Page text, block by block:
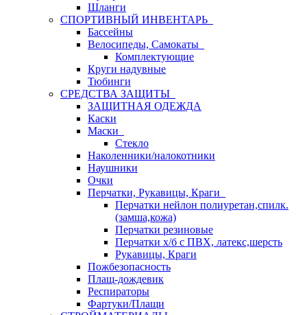
Шланги
СПОРТИВНЫЙ ИНВЕНТАРЬ
Бассейны
Велосипеды, Самокаты
Комплектующие
Круги надувные
Тюбинги
СРЕДСТВА ЗАЩИТЫ
ЗАЩИТНАЯ ОДЕЖДА
Каски
Маски
Стекло
Наколенники/налокотники
Наушники
Очки
Перчатки, Рукавицы, Краги
Перчатки нейлон полиуретан,спилк.
(замша,кожа)
Перчатки резиновые
Перчатки х/б с ПВХ, латекс,шерсть
Рукавицы, Краги
Пожбезопасность
Плащ-дождевик
Респираторы
Фартуки/Плащи